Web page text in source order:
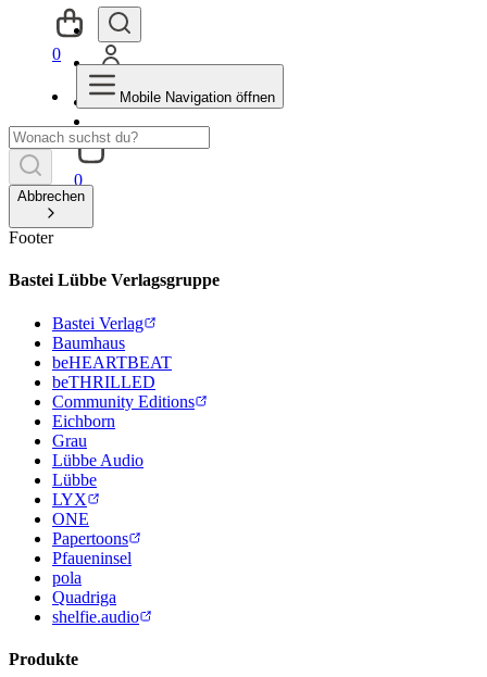
0
0
Mobile Navigation öffnen
Abbrechen
Footer
Bastei Lübbe Verlagsgruppe
Bastei Verlag
Baumhaus
beHEARTBEAT
beTHRILLED
Community Editions
Eichborn
Grau
Lübbe Audio
Lübbe
LYX
ONE
Papertoons
Pfaueninsel
pola
Quadriga
shelfie.audio
Produkte